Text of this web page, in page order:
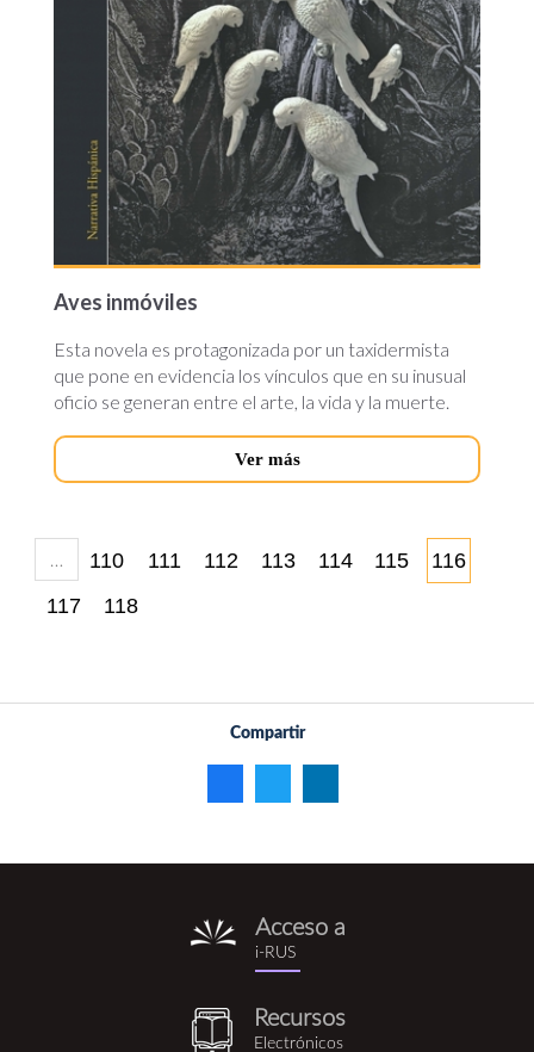
Aves inmóviles
Esta novela es protagonizada por un taxidermista
que pone en evidencia los vínculos que en su inusual
oficio se generan entre el arte, la vida y la muerte.
Ver más
… 110 111 112 113 114 115
116
117
118
Compartir
i-
rus.png
Acceso a
i-RUS
recursos_electronicos.png
Recursos
Electrónicos